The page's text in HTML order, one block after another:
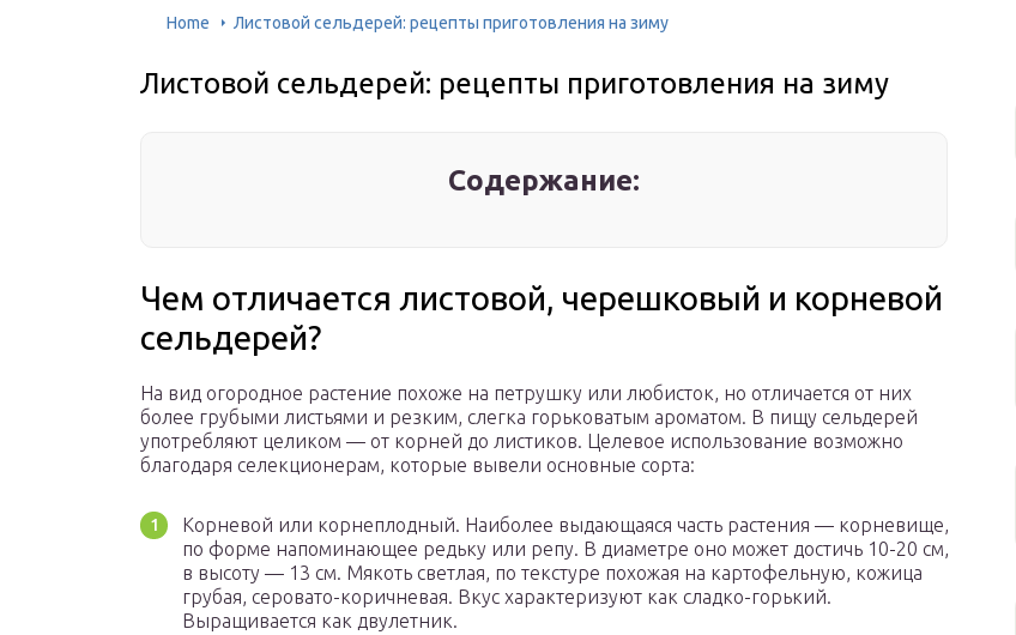
Home Листовой сельдерей: рецепты приготовления на зиму
Листовой сельдерей: рецепты приготовления на зиму
Содержание:
Чем отличается листовой, черешковый и корневой
сельдерей?
На вид огородное растение похоже на петрушку или любисток, но отличается от них
более грубыми листьями и резким, слегка горьковатым ароматом. В пищу сельдерей
употребляют целиком — от корней до листиков. Целевое использование возможно
благодаря селекционерам, которые вывели основные сорта:
Корневой или корнеплодный. Наиболее выдающаяся часть растения — корневище,
по форме напоминающее редьку или репу. В диаметре оно может достичь 10-20 см,
в высоту — 13 см. Мякоть светлая, по текстуре похожая на картофельную, кожица
грубая, серовато-коричневая. Вкус характеризуют как сладко-горький.
Выращивается как двулетник.